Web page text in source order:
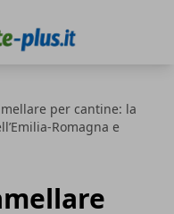
per cantine: la
Romagna e